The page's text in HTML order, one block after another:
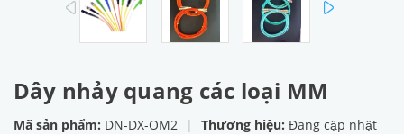
prev
Dây nhảy quang các loại MM
Mã sản phẩm: DN-DX-OM2 | Thương hiệu: Đang cập nhật